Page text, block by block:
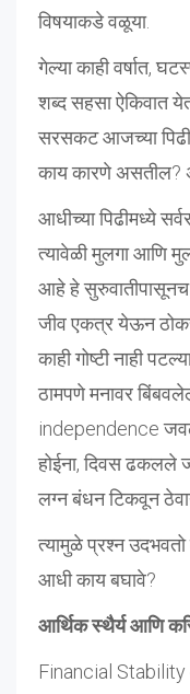
विषयाकडे वळूया.
गेल्या काही वर्षात,
शब्द सहसा ऐकिवात
सरसकट आजच्या
काय कारणे असतील?
आधीच्या पिढीमध्ये
त्यावेळी मुलगा आणि
आहे हे सुरुवातीपासूनच
जीव एकत्र येऊन
काही गोष्टी नाही
ठामपणे मनावर
independence
होईना, दिवस ढकलले
लग्न बंधन टिकवून
त्यामुळे प्रश्न
आधी काय बघावे?
आर्थिक स्थैर्य आणि
Financial Stability